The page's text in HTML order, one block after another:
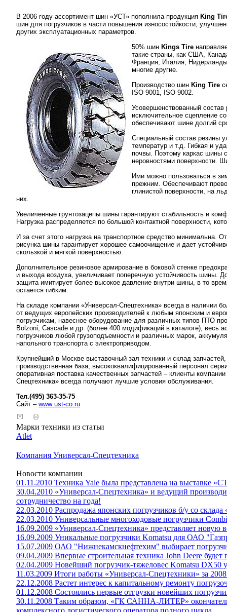
В 2006 году ассортимент шин «УСТ» пополнила продукция King
шин для погрузчиков в части повышения износостойкости,
других эксплуатационных параметров.
50% шин Kings Tire
такие страны, как США,
Франция, Италия,
многие другие.
Производство шин King Tire
ISO 9001, ISO 9002.
Усовершенствованный
исключительное сцепление
обеспечивают шине долгий
Специальный состав резины
температур и т.д. Гибкая и
почвы. Поэтому каркас шины
неровностями поверхности.
Ими можно пользоваться в
прежним. Обеспечивают
глинистой поверхности, на
них.
Увеличенные грунтозацепы шины гарантируют стабильность и
Нагрузка распределяется по большой контактной поверхности,
И за счет этого нагрузка на транспортное средство минимальна.
рисунка шины гарантирует хорошее самоочищение и дает
скользкой и мягкой поверхностью.
Дополнительное резиновое армирование в боковой стенке
и выхода воздуха, увеличивает поперечную устойчивость шины.
защита имитирует более высокое давление внутри шины, в то
остается гибким.
На складе компании «Универсал-Спецтехника» всегда в наличии
от ведущих европейских производителей к любым японским и
погрузчикам, навесное оборудование для различных типов ПТО
Bolzoni, Cascade и др. (более 400 модификаций в каталоге), весь
погрузчиков любой грузоподъемности и различных марок,
напольного транспорта с электроприводом.
Крупнейший в Москве выставочный зал техники и склад
производственная база, высококвалифицированный персонал
оперативная поставка качественных запчастей – клиенты
Спецтехника» всегда получают лучшие условия обслуживания.
Тел.(495) 363-35-75
Сайт – www.ust-co.ru
Марки техники из статьи
Atlet
Компания Универсал-Спецтехника
Новости компании
01.11.2010 Техника Yale была представлена на выставке
30.04.2010 «Универсал-Спецтехника» и ведущий
сотрудничество на года!
22.03.2010 Распродажа японских погрузчиков б/у со
22.03.2010 Универсальные многоходовые погрузчики
16.09.2009 «Универсал-Спецтехника» представляет
16.09.2009 Уникальные погрузчики Komatsu для ОАО
15.07.2009 ОАО "Нижнекамскнефтехим" выбирает
09.04.2009 Впервые строительная техника John Deere будет
02.04.2009 Новейший погрузчик-тяжеловес Komatsu DX50
11.03.2009 Итоги работы «Универсал-Спецтехники» за
22.12.2008 Растет интерес к капитальному ремонту
01.12.2008 Состоялись первые отгрузки новейших
30.11.2008 Таким образом, «ГК САННА-ЛИТЕР»
комплексного логистического оператора полного цикла.